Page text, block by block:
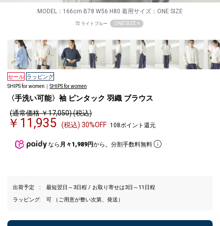
MODEL：166cm B78 W56 H80 着用サイズ：ONE SIZE
72 ライトブルー ONE SIZE ×
セール ラッピング
SHIPS for women｜ SHIPS for women
〈手洗い可能〉袖 ピンタック 羽織 ブラウス
(通常価格 ￥17,050) (税込)
￥11,935 (税込) 30%OFF 108ポイント還元
なら 月々1,989円から。分割手数料無料
出荷予定
最短翌日～3日程 / お取り寄せは3日～11日程
ラッピング
可 （ご用意が整い次第、発送）